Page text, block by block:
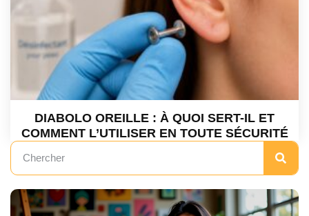
DIABOLO OREILLE : À QUOI SERT-IL ET
COMMENT L’UTILISER EN TOUTE SÉCURITÉ